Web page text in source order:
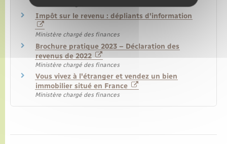
Impôt sur le revenu : dépliants d'information
Ministère chargé des finances
Brochure pratique 2023 – Déclaration des
revenus de 2022
Ministère chargé des finances
Vous vivez à l'étranger et vendez un bien
immobilier situé en France
Ministère chargé des finances